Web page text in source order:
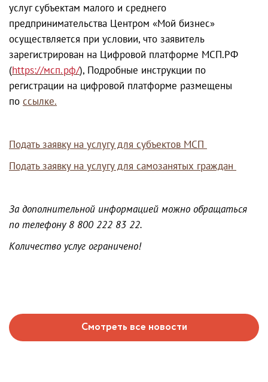
услуг субъектам малого и среднего
предпринимательства Центром «Мой бизнес»
осуществляется при условии, что заявитель
зарегистрирован на Цифровой платформе МСП.РФ
(https://мсп.рф/), Подробные инструкции по
регистрации на цифровой платформе размещены
по ссылке.
Подать заявку на услугу для субъектов МСП
Подать заявку на услугу для самозанятых граждан
За дополнительной информацией можно обращаться
по телефону 8 800 222 83 22.
Количество услуг ограничено!
Смотреть все новости